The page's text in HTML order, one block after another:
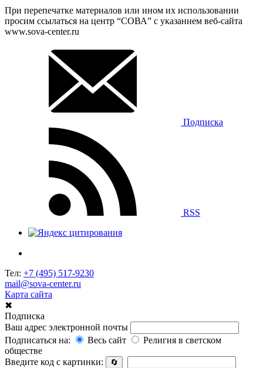
При перепечатке материалов или ином их использовании
просим ссылаться на центр “СОВА” с указанием веб-сайта
www.sova-center.ru
Подписка
RSS
Тел: +7 (495) 517-9230
mail@sova-center.ru
Карта сайта
✖
Подписка
Ваш адрес электронной почты
Подписаться на:
Весь сайт
Религия в светском
обществе
Введите код с картинки:
🔄